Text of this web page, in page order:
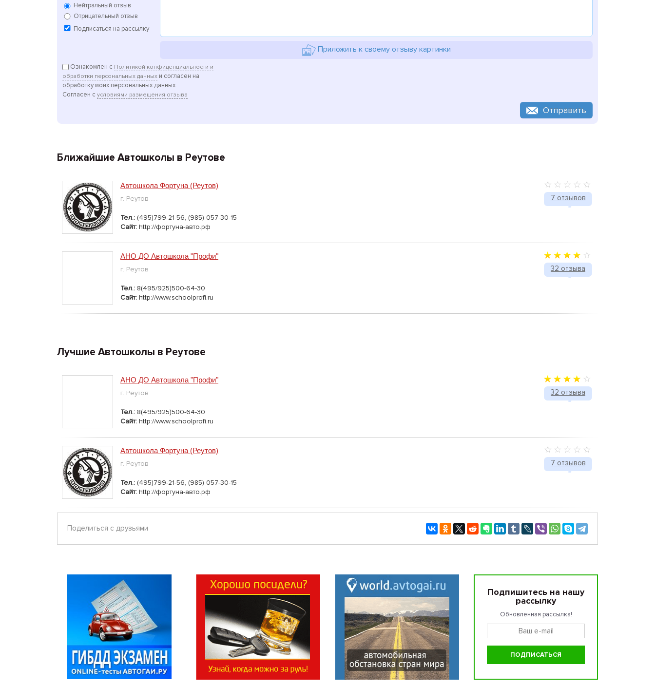
Нейтральный отзыв
Отрицательный отзыв
Подписаться на рассылку
Приложить к своему отзыву картинки
Ознакомлен с Политикой конфиденциальности и
обработки персональных данных и согласен на
обработку моих персональных данных.
Согласен с условиями размещения отзыва
Отправить
Ближайшие Автошколы в Реутове
7 отзывов
Автошкола Фортуна (Реутов)
г. Реутов
Тел.: (495)799-21-56, (985) 057-30-15
Сайт: http://фортуна-авто.рф
32 отзыва
АНО ДО Автошкола "Профи"
г. Реутов
Тел.: 8(495/925)500-64-30
Сайт: http://www.schoolprofi.ru
Лучшие Автошколы в Реутове
32 отзыва
АНО ДО Автошкола "Профи"
г. Реутов
Тел.: 8(495/925)500-64-30
Сайт: http://www.schoolprofi.ru
7 отзывов
Автошкола Фортуна (Реутов)
г. Реутов
Тел.: (495)799-21-56, (985) 057-30-15
Сайт: http://фортуна-авто.рф
Поделиться с друзьями
Подпишитесь на нашу
рассылку
Обновленная рассылка!